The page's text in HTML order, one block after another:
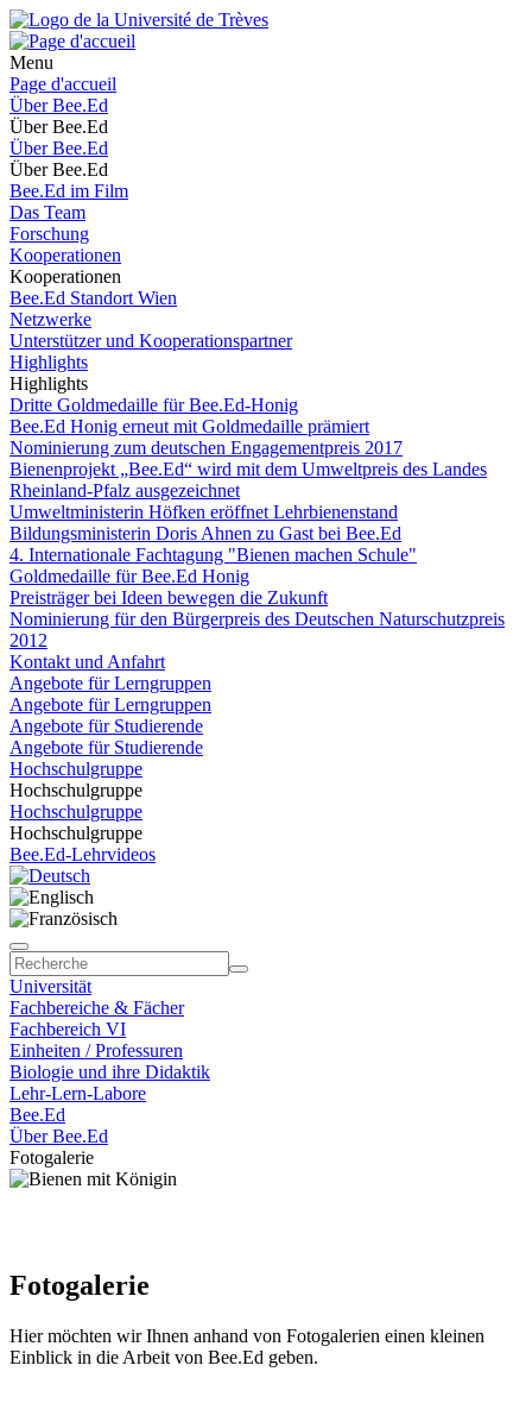
Menu
Page d'accueil
Über Bee.Ed
Über Bee.Ed
Über Bee.Ed
Über Bee.Ed
Bee.Ed im Film
Das Team
Forschung
Kooperationen
Kooperationen
Bee.Ed Standort Wien
Netzwerke
Unterstützer und Kooperationspartner
Highlights
Highlights
Dritte Goldmedaille für Bee.Ed-Honig
Bee.Ed Honig erneut mit Goldmedaille prämiert
Nominierung zum deutschen Engagementpreis 2017
Bienenprojekt „Bee.Ed“ wird mit dem Umweltpreis des Landes
Rheinland-Pfalz ausgezeichnet
Umweltministerin Höfken eröffnet Lehrbienenstand
Bildungsministerin Doris Ahnen zu Gast bei Bee.Ed
4. Internationale Fachtagung "Bienen machen Schule"
Goldmedaille für Bee.Ed Honig
Preisträger bei Ideen bewegen die Zukunft
Nominierung für den Bürgerpreis des Deutschen Naturschutzpreis
2012
Kontakt und Anfahrt
Angebote für Lerngruppen
Angebote für Lerngruppen
Angebote für Studierende
Angebote für Studierende
Hochschulgruppe
Hochschulgruppe
Hochschulgruppe
Hochschulgruppe
Bee.Ed-Lehrvideos
Universität
Fachbereiche & Fächer
Fachbereich VI
Einheiten / Professuren
Biologie und ihre Didaktik
Lehr-Lern-Labore
Bee.Ed
Über Bee.Ed
Fotogalerie
Fotogalerie
Hier möchten wir Ihnen anhand von Fotogalerien einen kleinen
Einblick in die Arbeit von Bee.Ed geben.